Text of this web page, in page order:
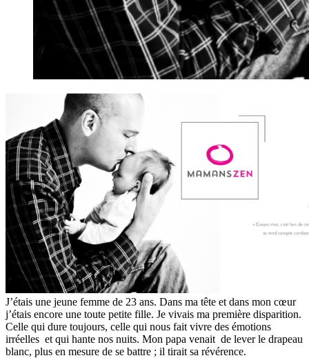
J’étais une jeune femme de 23 ans. Dans ma tête et dans mon cœur
j’étais encore une toute petite fille. Je vivais ma première disparition.
Celle qui dure toujours, celle qui nous fait vivre des émotions
irréelles et qui hante nos nuits. Mon papa venait de lever le drapeau
blanc, plus en mesure de se battre ; il tirait sa révérence.